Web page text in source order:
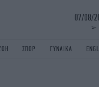
07/08/
ΣΠΟΡ ΓΥΝΑΙΚΑ